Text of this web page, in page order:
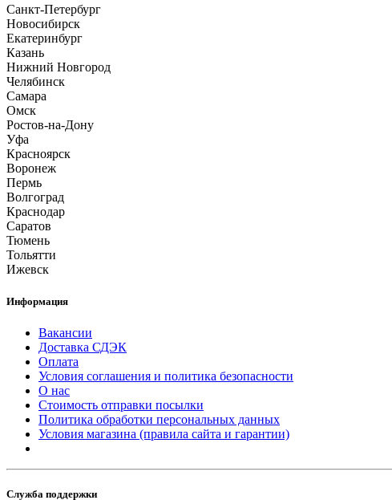
Санкт-Петербург
Новосибирск
Екатеринбург
Казань
Нижний Новгород
Челябинск
Самара
Омск
Ростов-на-Дону
Уфа
Красноярск
Воронеж
Пермь
Волгоград
Краснодар
Саратов
Тюмень
Тольятти
Ижевск
Информация
Вакансии
Доставка СДЭК
Оплата
Условия соглашения и политика безопасности
О нас
Стоимость отправки посылки
Политика обработки персональных данных
Условия магазина (правила сайта и гарантии)
Служба поддержки